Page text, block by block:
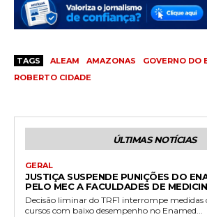
TAGS ALEAM AMAZONAS GOVERNO DO
ROBERTO CIDADE
ÚLTIMAS NOTÍCIAS
GERAL
JUSTIÇA SUSPENDE PUNIÇÕES DO
PELO MEC A FACULDADES DE
Decisão liminar do TRF1 interrompe medidas
cursos com baixo desempenho no Enamed...